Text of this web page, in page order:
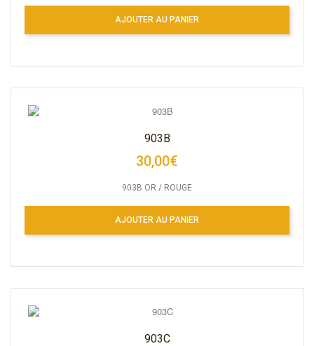
AJOUTER AU PANIER
903B
30,00€
903B OR / ROUGE
AJOUTER AU PANIER
903C